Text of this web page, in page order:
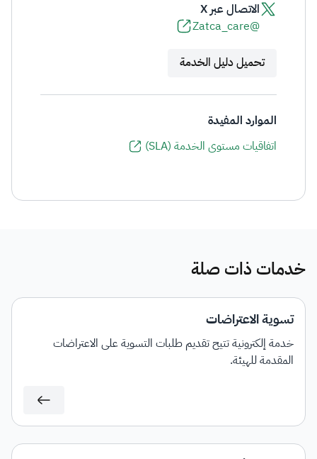
الاتصال عبر X
@Zatca_care
تحميل دليل الخدمة
الموارد المفيدة
اتفاقيات مستوى الخدمة (SLA)
خدمات ذات صلة
تسوية الاعتراضات
خدمة إلكترونية تتيح تقديم طلبات التسوية على الاعتراضات
المقدمة للهيئة.